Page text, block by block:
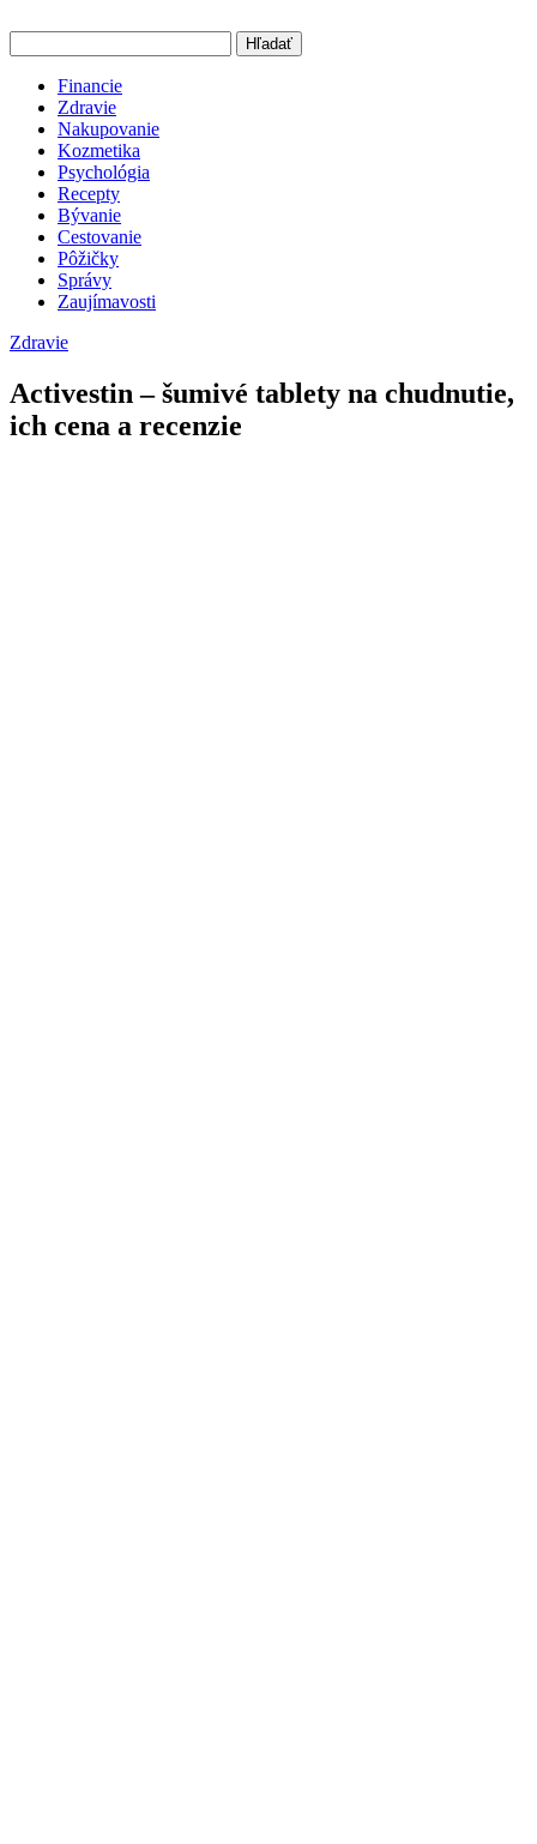
Hľadať
Financie
Zdravie
Nakupovanie
Kozmetika
Psychológia
Recepty
Bývanie
Cestovanie
Pôžičky
Správy
Zaujímavosti
Zdravie
Activestin – šumivé tablety na chudnutie,
ich cena a recenzie